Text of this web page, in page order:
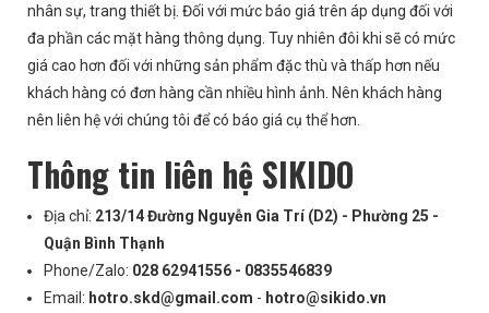
nhân sự, trang thiết bị. Đối với mức báo giá trên áp dụng đối với
đa phần các mặt hàng thông dụng. Tuy nhiên đôi khi sẽ có mức
giá cao hơn đối với những sản phẩm đặc thù và thấp hơn nếu
khách hàng có đơn hàng cần nhiều hình ảnh. Nên khách hàng
nên liên hệ với chúng tôi để có báo giá cụ thể hơn.
Thông tin liên hệ SIKIDO
Địa chỉ: 213/14 Đường Nguyễn Gia Trí (D2) - Phường 25 -
Quận Bình Thạnh
Phone/Zalo: 028 62941556 - 0835546839
Email: hotro.skd@gmail.com - hotro@sikido.vn